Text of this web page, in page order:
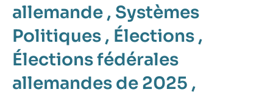
allemande , Systèmes
Politiques , Élections ,
Élections fédérales
allemandes de 2025 ,